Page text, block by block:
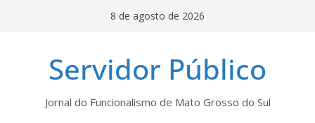
8 de agosto de 2026
Servidor Público
Jornal do Funcionalismo de Mato Grosso do Sul